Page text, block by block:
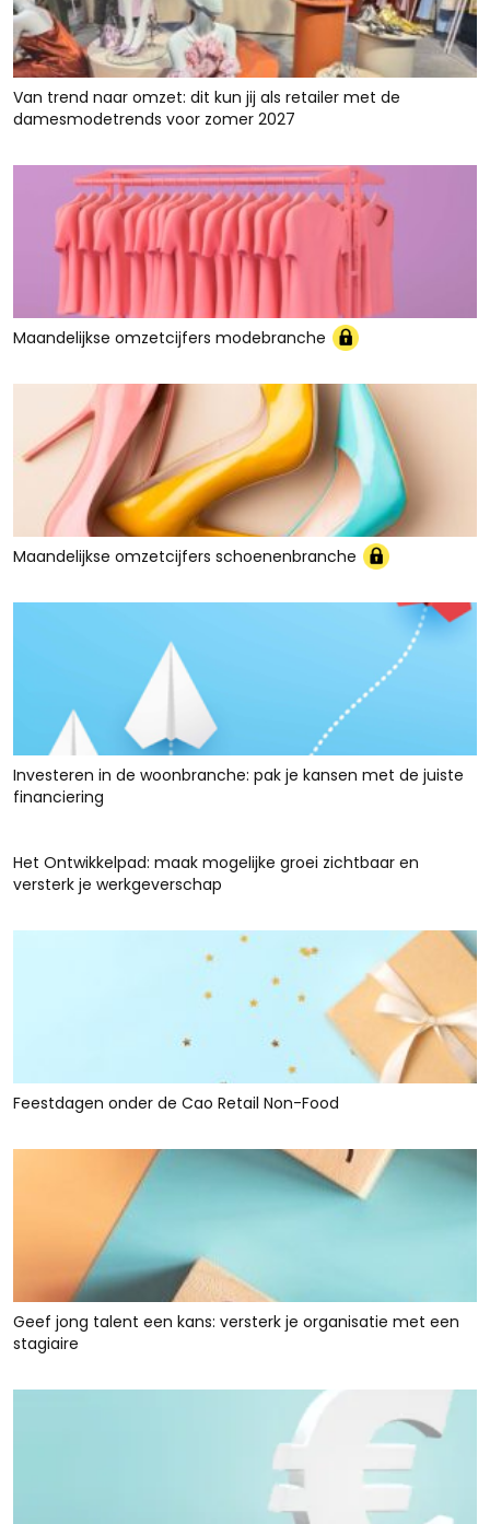
Van trend naar omzet: dit kun jij als retailer met de
damesmodetrends voor zomer 2027
Maandelijkse omzetcijfers modebranche
Maandelijkse omzetcijfers schoenenbranche
Investeren in de woonbranche: pak je kansen met de juiste
financiering
Het Ontwikkelpad: maak mogelijke groei zichtbaar en
versterk je werkgeverschap
Feestdagen onder de Cao Retail Non-Food
Geef jong talent een kans: versterk je organisatie met een
stagiaire